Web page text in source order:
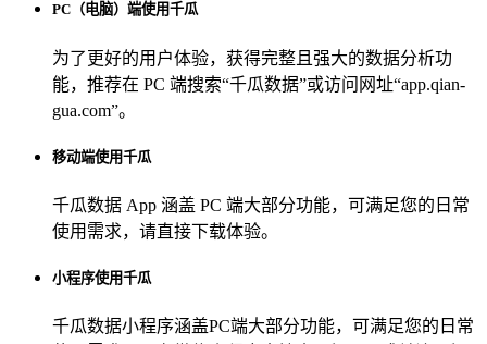
PC（电脑）端使用千瓜
为了更好的用户体验，获得完整且强大的数据分析功
能，推荐在 PC 端搜索“千瓜数据”或访问网址“app.qian-
gua.com”。
移动端使用千瓜
千瓜数据 App 涵盖 PC 端大部分功能，可满足您的日常
使用需求，请直接下载体验。
小程序使用千瓜
千瓜数据小程序涵盖PC端大部分功能，可满足您的日常